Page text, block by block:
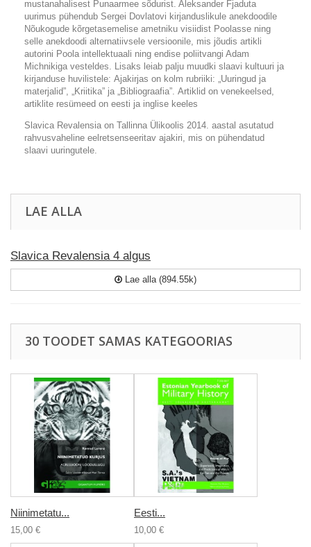
mustanahalisest Punaarmee sõdurist. Aleksander Fjaduta
uurimus pühendub Sergei Dovlatovi kirjanduslikule anekdoodile
Nõukogude kõrgetasemelise ametniku visiidist Poolasse ning
selle anekdoodi alternatiivsele versioonile, mis jõudis artikli
autorini Poola intellektuaali ning endise poliitvangi Adam
Michnikiga vesteldes. Lisaks leiab palju muudki slaavi kultuuri ja
kirjanduse huvilistele: Ajakirjas on kolm rubriiki: „Uuringud ja
materjalid”, „Kriitika” ja „Bibliograafia”. Artiklid on venekeelsed,
artiklite resümeed on eesti ja inglise keeles
Slavica Revalensia on Tallinna Ülikoolis 2014. aastal asutatud
rahvusvaheline eelretsenseeritav ajakiri, mis on pühendatud
slaavi uuringutele.
LAE ALLA
Slavica Revalensia 4 algus
Lae alla (894.55k)
30 TOODET SAMAS KATEGOORIAS
Niinimetatu...
15,00 €
Eesti...
10,00 €